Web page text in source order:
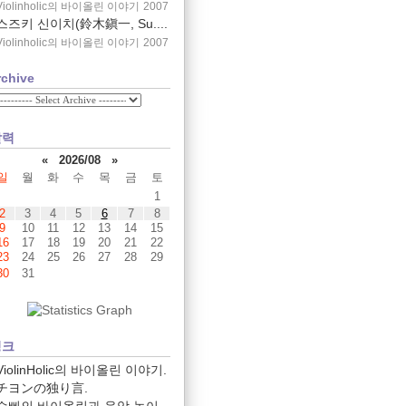
의 바이올린 이야기 2007
즈키 신이치(鈴木鎭一, Su....
의 바이올린 이야기 2007
«
2026/08
»
월 화 수 목 금
토
1
2
3 4 5 6 7
8
9
10 11 12 13 14
15
17 18 19 20 21
22
24 25 26 27 28
29
31
의 바이올린 이야기.
ヨンの独り言.